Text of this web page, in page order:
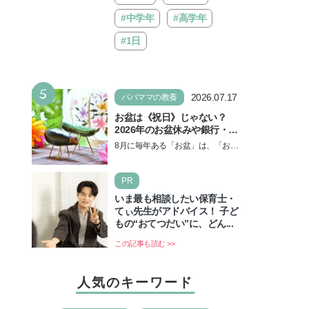
#中学年 #高学年
#1日
5 パパママの教養
2026.07.17
お盆は《祝日》じゃない？
2026年のお盆休みや銀行・役
所の営業や交通機関情報も紹
8月に毎年ある「お盆」は、「お盆
ずは2026年のお盆…
PR
いま最も相談したい保育士・
てぃ先生がアドバイス！ 子ど
もの“おてつだい”に、どん...
この記事も読む >>
人気のキーワード